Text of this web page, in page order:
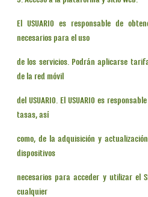
El USUARIO es responsable de
necesarios para el uso
de los servicios. Podrán aplicarse
de la red móvil
del USUARIO. El USUARIO es
tasas, así
como, de la adquisición y
dispositivos
necesarios para acceder y utilizar el
cualquier